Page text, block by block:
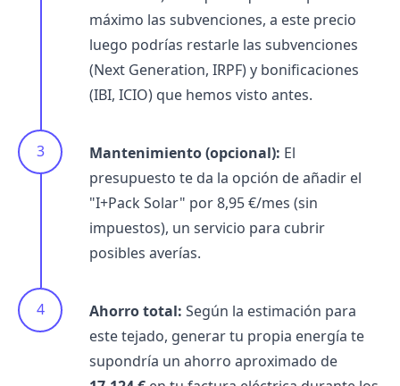
máximo las subvenciones, a este precio
luego podrías restarle las subvenciones
(Next Generation, IRPF) y bonificaciones
(IBI, ICIO) que hemos visto antes.
Mantenimiento (opcional): El
presupuesto te da la opción de añadir el
"I+Pack Solar" por 8,95 €/mes (sin
impuestos), un servicio para cubrir
posibles averías.
Ahorro total: Según la estimación para
este tejado, generar tu propia energía te
supondría un ahorro aproximado de